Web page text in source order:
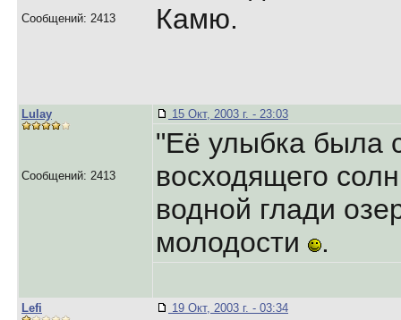
Сообщений: 2413
Камю.
Lulay
Сообщений: 2413
15 Окт, 2003 г. - 23:03
"Её улыбка была
восходящего
водной глади
молодости
.
Lefi 19 Окт, 2003 г. - 03:34